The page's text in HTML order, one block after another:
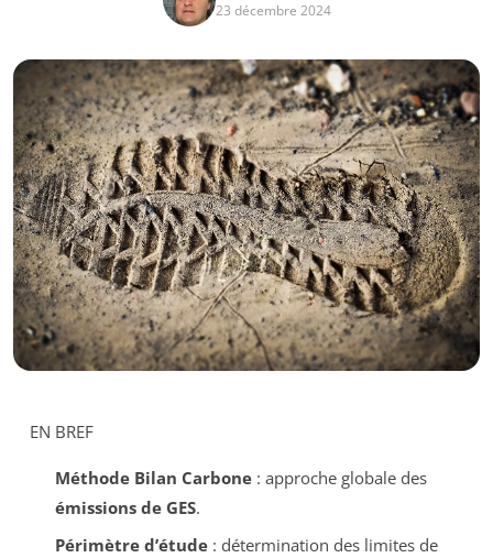
23 décembre 2024
EN BREF
Méthode Bilan Carbone: approche globale des
émissions de GES.
Périmètre d’étude: détermination des limites de